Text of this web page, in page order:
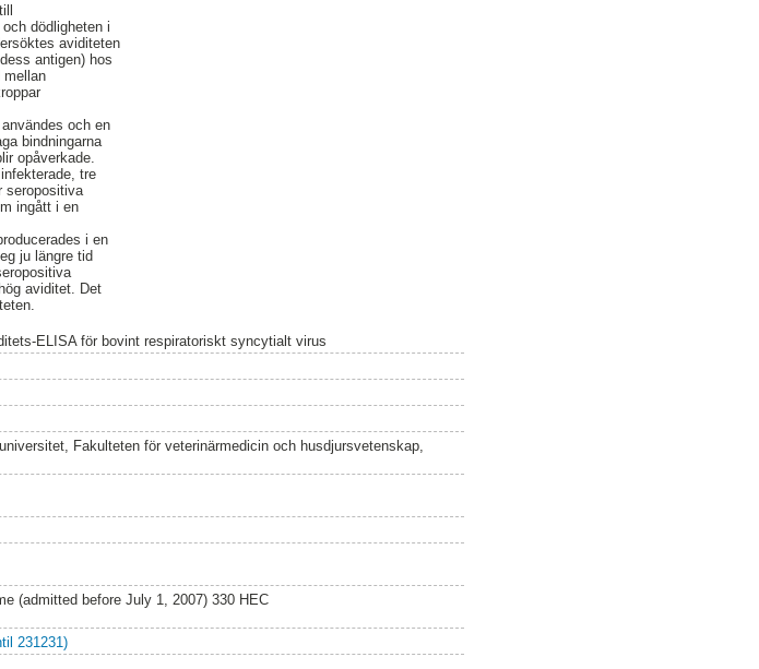
dödligheten i
aviditeten
antigen) hos
mellan
och en
bindningarna
opåverkade.
tre
seropositiva
ingått i en
i en
ju längre tid
aviditet. Det
ELISA för bovint respiratoriskt syncytialt virus
Fakulteten för veterinärmedicin och husdjursvetenskap,
(admitted before July 1, 2007) 330 HEC
231231)